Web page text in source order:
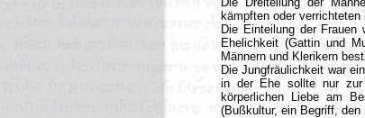
kämpften oder
Die Einteilung der
Ehelichkeit (Gattin und
Männern und Klerikern
Die Jungfräulichkeit war
in der Ehe sollte nur zur
körperlichen Liebe am
(Bußkultur, ein Begriff, den